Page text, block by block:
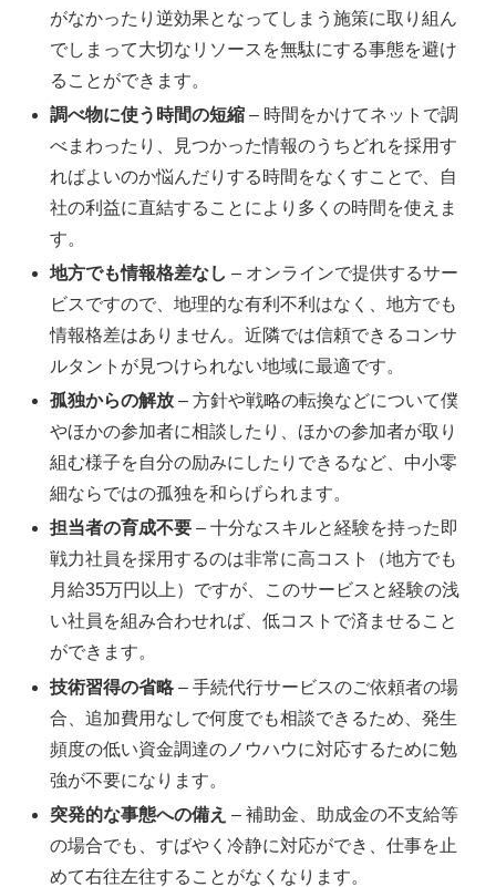
がなかったり逆効果となってしまう施策に取り組ん
でしまって大切なリソースを無駄にする事態を避け
ることができます。
調べ物に使う時間の短縮 – 時間をかけてネットで調
べまわったり、見つかった情報のうちどれを採用す
ればよいのか悩んだりする時間をなくすことで、自
社の利益に直結することにより多くの時間を使えま
す。
地方でも情報格差なし – オンラインで提供するサー
ビスですので、地理的な有利不利はなく、地方でも
情報格差はありません。近隣では信頼できるコンサ
ルタントが見つけられない地域に最適です。
孤独からの解放 – 方針や戦略の転換などについて僕
やほかの参加者に相談したり、ほかの参加者が取り
組む様子を自分の励みにしたりできるなど、中小零
細ならではの孤独を和らげられます。
担当者の育成不要 – 十分なスキルと経験を持った即
戦力社員を採用するのは非常に高コスト（地方でも
月給35万円以上）ですが、このサービスと経験の浅
い社員を組み合わせれば、低コストで済ませること
ができます。
技術習得の省略– 手続代行サービスのご依頼者の場
合、追加費用なしで何度でも相談できるため、発生
頻度の低い資金調達のノウハウに対応するために勉
強が不要になります。
突発的な事態への備え – 補助金、助成金の不支給等
の場合でも、すばやく冷静に対応ができ、仕事を止
めて右往左往することがなくなります。